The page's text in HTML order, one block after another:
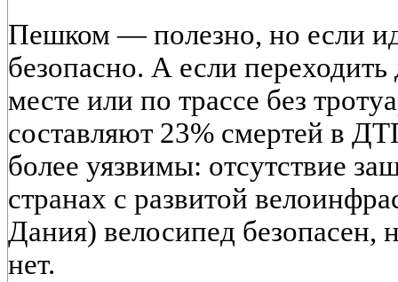
Пешком — полезно, но если
безопасно. А если
месте или по трассе без
составляют 23% смертей в
более уязвимы: отсутствие
странах с развитой
Дания) велосипед
нет.